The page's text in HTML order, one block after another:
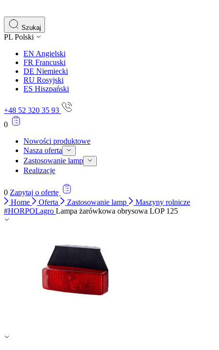
Szukaj
PL Polski
EN Angielski
FR Francuski
DE Niemiecki
RU Rosyjski
ES Hiszpański
+48 52 320 35 93
0
Nowości produktowe
Nasza oferta
Zastosowanie lamp
Realizacje
0 Zapytaj o ofertę
Home
Oferta Zastosowanie lamp
Maszyny rolnicze
#HORPOLagro Lampa żarówkowa obrysowa LOP 125
istotne i interesujące dla poszczególnych użytkowników
Nieklasyfikowane
Nieklasyfikowane pliki cookie, to pliki, które są w